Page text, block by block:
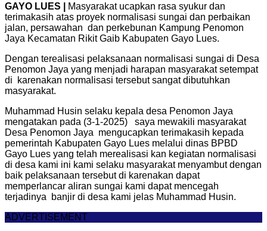
GAYO LUES |
Masyarakat ucapkan rasa syukur dan
terimakasih atas proyek normalisasi sungai dan perbaikan
jalan, persawahan dan perkebunan Kampung Penomon
Jaya Kecamatan Rikit Gaib Kabupaten Gayo Lues.
Dengan terealisasi pelaksanaan normalisasi sungai di Desa
Penomon Jaya yang menjadi harapan masyarakat setempat
di karenakan normalisasi tersebut sangat dibutuhkan
masyarakat.
Muhammad Husin selaku kepala desa Penomon Jaya
mengatakan pada (3-1-2025) saya mewakili masyarakat
Desa Penomon Jaya mengucapkan terimakasih kepada
pemerintah Kabupaten Gayo Lues melalui dinas BPBD
Gayo Lues yang telah merealisasi kan kegiatan normalisasi
di desa kami ini kami selaku masyarakat menyambut dengan
baik pelaksanaan tersebut di karenakan dapat
memperlancar aliran sungai kami dapat mencegah
terjadinya banjir di desa kami jelas Muhammad Husin.
ADVERTISEMENT